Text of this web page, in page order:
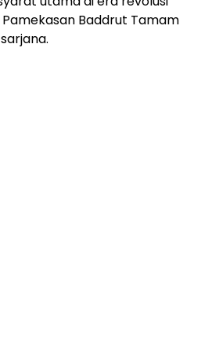
Baddrut Tamam